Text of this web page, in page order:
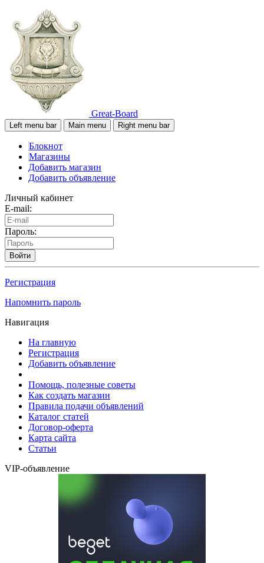
Great-Board
Left menu bar Main menu Right menu bar
Блокнот
Магазины
Добавить магазин
Добавить объявление
Личный кабинет
E-mail:
Пароль:
Войти
Регистрация
Напомнить пароль
Навигация
На главную
Регистрация
Добавить объявление
Помощь, полезные советы
Как создать магазин
Правила подачи объявлений
Каталог статей
Договор-оферта
Карта сайта
Статьи
VIP-объявление